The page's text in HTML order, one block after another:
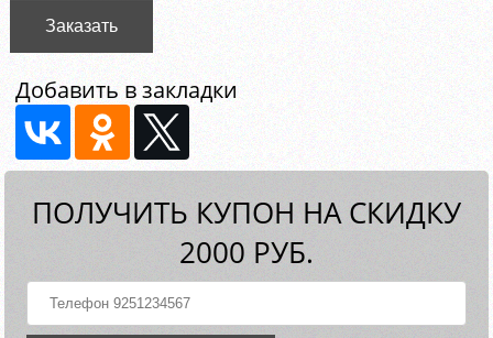
Заказать
Добавить в закладки
ПОЛУЧИТЬ КУПОН НА СКИДКУ
2000 РУБ.